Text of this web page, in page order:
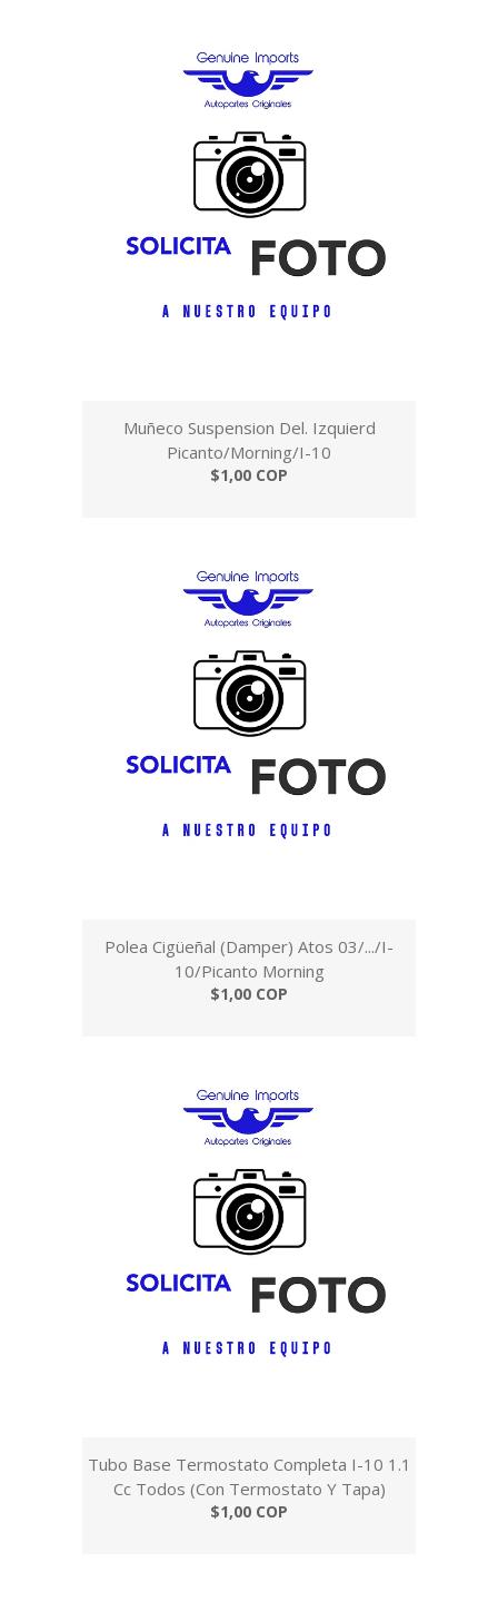
Muñeco Suspension Del. Izquierd
Picanto/Morning/I-10
$1,00 COP
Polea Cigüeñal (Damper) Atos 03/.../I-
10/Picanto Morning
$1,00 COP
Tubo Base Termostato Completa I-10 1.1
Cc Todos (Con Termostato Y Tapa)
$1,00 COP